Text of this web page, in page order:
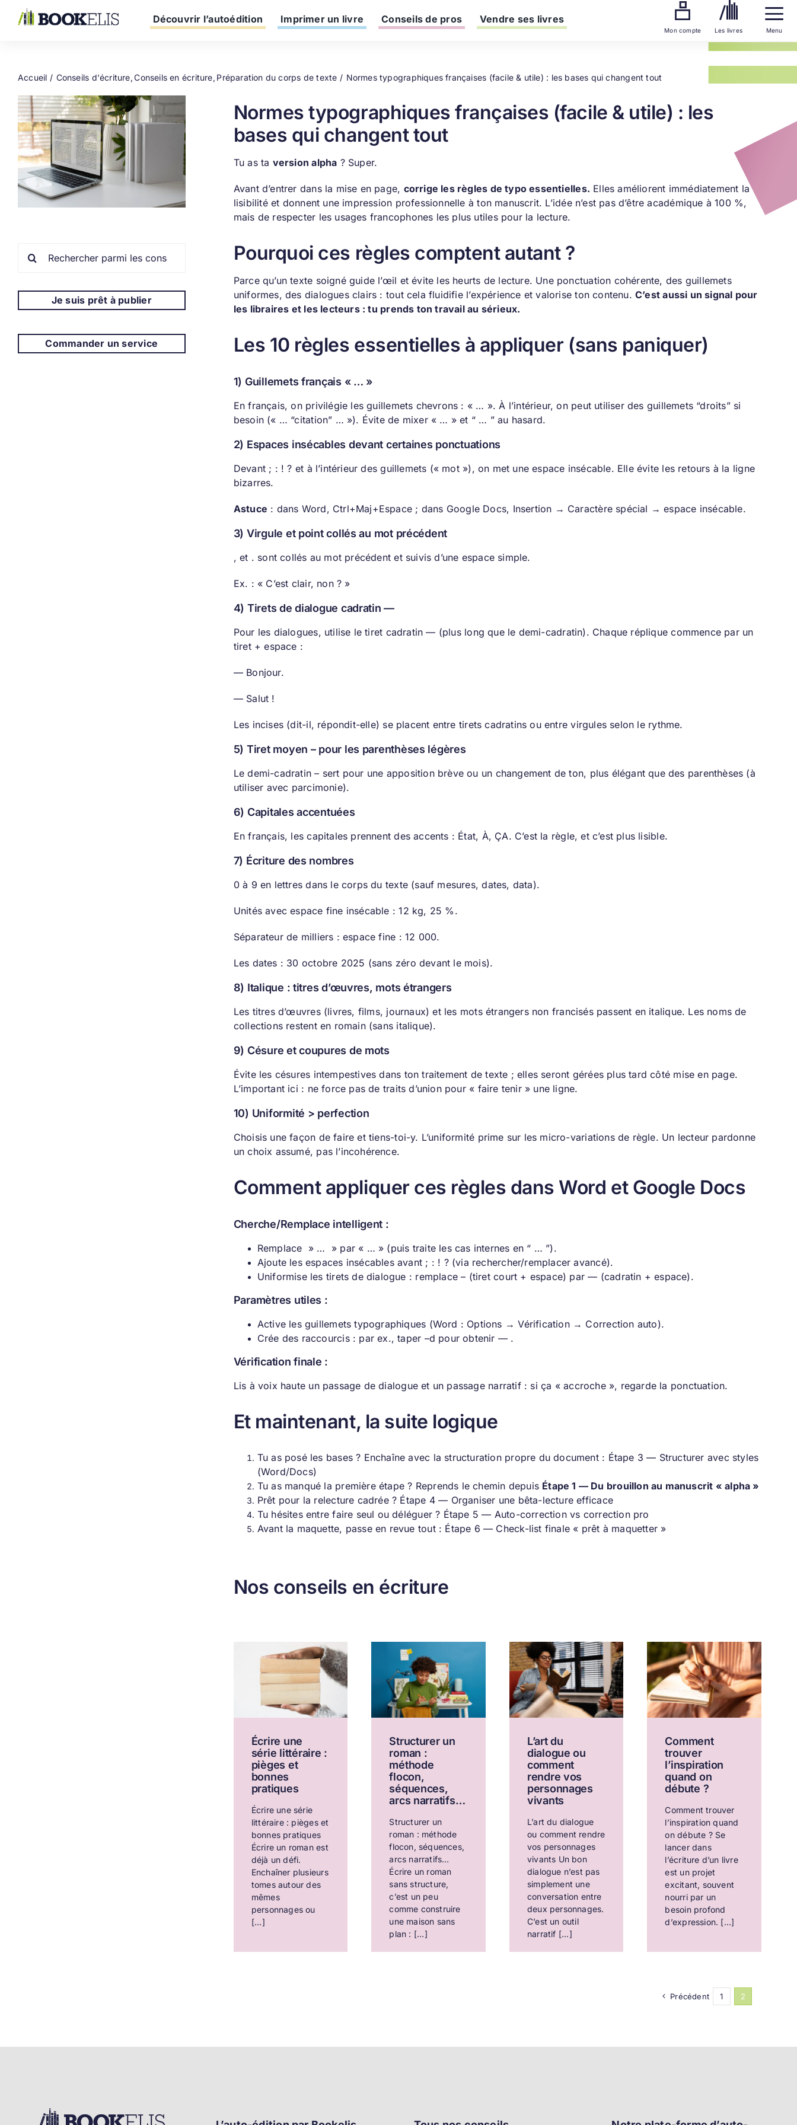
Découvrir l’autoédition Imprimer un livre Conseils de pros Vendre ses livres
Mon compte Les livres Menu
Accueil Conseils d'écriture Conseils en écriture Préparation du corps de texte Normes typographiques françaises (facile & utile) : les bases qui changent tout
Je suis prêt à publier
Commander un service
Normes typographiques françaises (facile & utile) : les
bases qui changent tout
Tu as ta version alpha ? Super.
Avant d’entrer dans la mise en page, corrige les règles de typo essentielles. Elles améliorent immédiatement la
lisibilité et donnent une impression professionnelle à ton manuscrit. L’idée n’est pas d’être académique à 100 %,
mais de respecter les usages francophones les plus utiles pour la lecture.
Pourquoi ces règles comptent autant ?
Parce qu’un texte soigné guide l’œil et évite les heurts de lecture. Une ponctuation cohérente, des guillemets
uniformes, des dialogues clairs : tout cela fluidifie l’expérience et valorise ton contenu.C’est aussi un signal pour
les libraires et les lecteurs : tu prends ton travail au sérieux.
Les 10 règles essentielles à appliquer (sans paniquer)
1) Guillemets français « … »
En français, on privilégie les guillemets chevrons : « … ». À l’intérieur, on peut utiliser des guillemets “droits” si
besoin (« … “citation” … »). Évite de mixer « … » et “ … ” au hasard.
2) Espaces insécables devant certaines ponctuations
Devant ; : ! ? et à l’intérieur des guillemets (« mot »), on met une espace insécable. Elle évite les retours à la ligne
bizarres.
Astuce : dans Word, Ctrl+Maj+Espace ; dans Google Docs, Insertion → Caractère spécial → espace insécable.
3) Virgule et point collés au mot précédent
, et . sont collés au mot précédent et suivis d’une espace simple.
Ex. : « C’est clair, non ? »
4) Tirets de dialogue cadratin —
Pour les dialogues, utilise le tiret cadratin — (plus long que le demi-cadratin). Chaque réplique commence par un
tiret + espace :
— Bonjour.
— Salut !
Les incises (dit-il, répondit-elle) se placent entre tirets cadratins ou entre virgules selon le rythme.
5) Tiret moyen – pour les parenthèses légères
Le demi-cadratin – sert pour une apposition brève ou un changement de ton, plus élégant que des parenthèses (à
utiliser avec parcimonie).
6) Capitales accentuées
En français, les capitales prennent des accents : État, À, ÇA. C’est la règle, et c’est plus lisible.
7) Écriture des nombres
0 à 9 en lettres dans le corps du texte (sauf mesures, dates, data).
Unités avec espace fine insécable : 12 kg, 25 %.
Séparateur de milliers : espace fine : 12 000.
Les dates : 30 octobre 2025 (sans zéro devant le mois).
8) Italique : titres d’œuvres, mots étrangers
Les titres d’œuvres (livres, films, journaux) et les mots étrangers non francisés passent en italique. Les noms de
collections restent en romain (sans italique).
9) Césure et coupures de mots
Évite les césures intempestives dans ton traitement de texte ; elles seront gérées plus tard côté mise en page.
L’important ici : ne force pas de traits d’union pour « faire tenir » une ligne.
10) Uniformité > perfection
Choisis une façon de faire et tiens-toi-y. L’uniformité prime sur les micro-variations de règle. Un lecteur pardonne
un choix assumé, pas l’incohérence.
Comment appliquer ces règles dans Word et Google Docs
Cherche/Remplace intelligent :
Remplace » … » par « … » (puis traite les cas internes en “ … ”).
Ajoute les espaces insécables avant ; : ! ? (via rechercher/remplacer avancé).
Uniformise les tirets de dialogue : remplace – (tiret court + espace) par — (cadratin + espace).
Paramètres utiles :
Active les guillemets typographiques (Word : Options → Vérification → Correction auto).
Crée des raccourcis : par ex., taper –d pour obtenir — .
Vérification finale :
Lis à voix haute un passage de dialogue et un passage narratif : si ça « accroche », regarde la ponctuation.
Et maintenant, la suite logique
Tu as posé les bases ? Enchaîne avec la structuration propre du document : Étape 3 — Structurer avec styles
(Word/Docs)
Tu as manqué la première étape ? Reprends le chemin depuis Étape 1 — Du brouillon au manuscrit « alpha »
Prêt pour la relecture cadrée ? Étape 4 — Organiser une bêta-lecture efficace
Tu hésites entre faire seul ou déléguer ? Étape 5 — Auto-correction vs correction pro
Avant la maquette, passe en revue tout : Étape 6 — Check-list finale « prêt à maquetter »
Nos conseils en écriture
Écrire une
série littéraire :
pièges et
bonnes
pratiques
Écrire une série
littéraire : pièges et
bonnes pratiques
Écrire un roman est
déjà un défi.
Enchaîner plusieurs
tomes autour des
mêmes
personnages ou
[...]
Structurer un
roman :
méthode
flocon,
séquences,
arcs narratifs…
Structurer un
roman : méthode
flocon, séquences,
arcs narratifs…
Écrire un roman
sans structure,
c’est un peu
comme construire
une maison sans
plan : [...]
L’art du
dialogue ou
comment
rendre vos
personnages
vivants
L’art du dialogue
ou comment rendre
vos personnages
vivants Un bon
dialogue n’est pas
simplement une
conversation entre
deux personnages.
C’est un outil
narratif [...]
Comment
trouver
l’inspiration
quand on
débute ?
Comment trouver
l’inspiration quand
on débute ? Se
lancer dans
l’écriture d’un livre
est un projet
excitant, souvent
nourri par un
besoin profond
d’expression. [...]
Précédent 1 2